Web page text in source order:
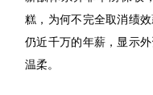
糕，为何不完全取消绩
仍近千万的年薪，显示
温柔。